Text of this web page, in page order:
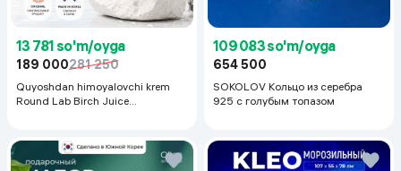
13 781 so'm/oyga
189 000281 250
Quyoshdan himoyalovchi krem
Round Lab Birch Juice
109 083 so'm/oyga
654 500
SOKOLOV Кольцо из серебра
925 с голубым топазом